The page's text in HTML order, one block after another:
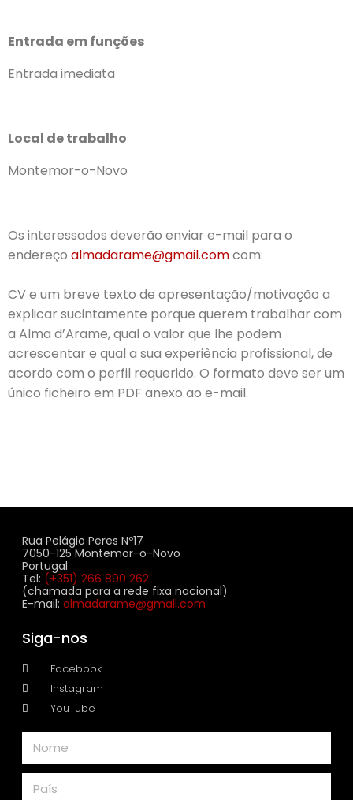
Entrada em funções
Entrada imediata
Local de trabalho
Montemor-o-Novo
Os interessados deverão enviar e-mail para o
endereço almadarame@gmail.comcom:
CV e um breve texto de apresentação/motivação a
explicar sucintamente porque querem trabalhar com
a Alma d’Arame, qual o valor que lhe podem
acrescentar e qual a sua experiência profissional, de
acordo com o perfil requerido. O formato deve ser um
único ficheiro em PDF anexo ao e-mail.
Rua Pelágio Peres Nº17
7050-125 Montemor-o-Novo
Portugal
Tel: (+351) 266 890 262
(chamada para a rede fixa nacional)
E-mail: almadarame@gmail.com
Siga-nos
Facebook
Instagram
YouTube